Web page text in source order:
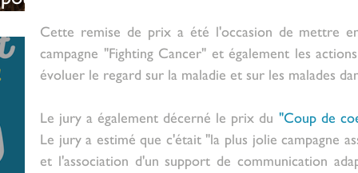
Cette remise de prix a été l'occasion de mettre
campagne "Fighting Cancer" et également les
évoluer le regard sur la maladie et sur les malades
Le jury a également décerné le prix du "Coup de
Le jury a estimé que c'était "la plus jolie campagne
et l'association d'un support de communication